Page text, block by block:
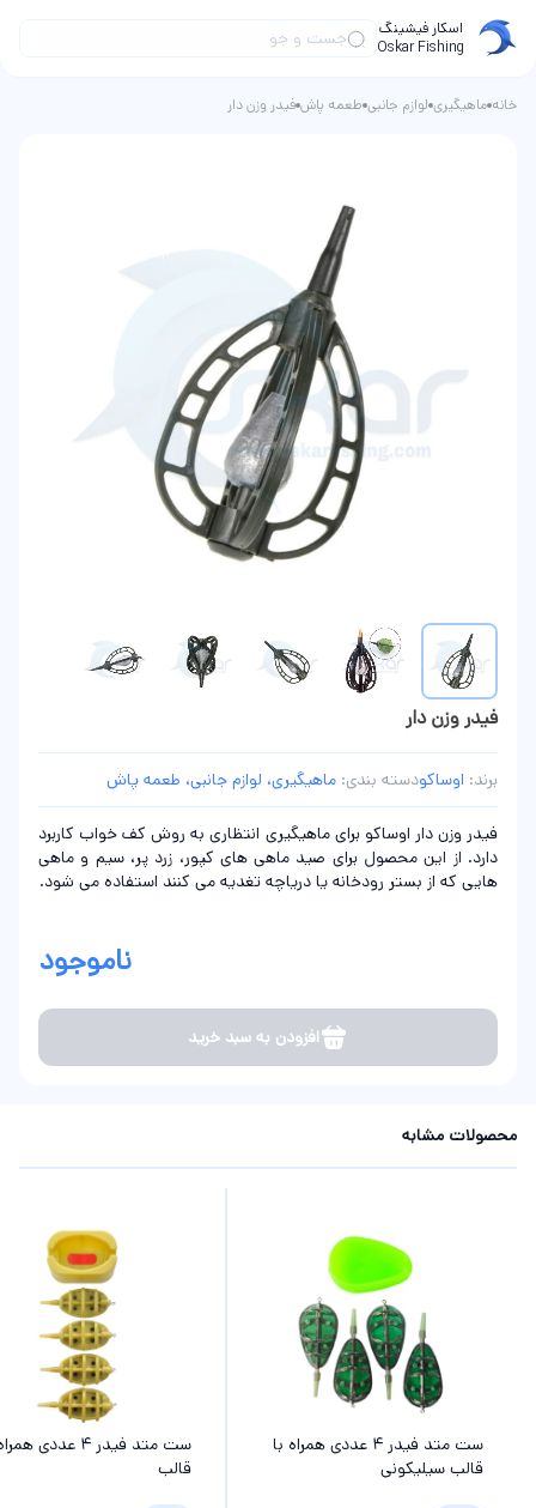
اسکار فیشینگ
Oskar Fishing
خانه ماهیگیری لوازم جانبی طعمه پاش فيدر وزن دار
فيدر وزن دار
برند: اوساکودسته بندی: ماهیگیری، لوازم جانبی، طعمه پاش
فيدر وزن دار اوساکو برای ماهیگیری انتظاری به روش کف خواب کاربرد
دارد. از این محصول برای صید ماهی های کپور، زرد پر، سیم و ماهی
هایی که از بستر رودخانه یا دریاچه تغدیه می کنند استفاده می شود.
ناموجود
افزودن به سبد خرید
محصولات مشابه
ست متد فیدر 4 عددی همراه با
قالب سیلیکونی
ست متد فیدر 4 عددی
قالب